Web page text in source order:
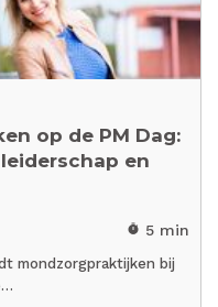
op de PM Dag:
en
timer 5 min
mondzorgpraktijken bij